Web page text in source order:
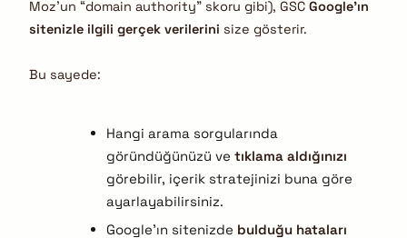
Moz’un “domain authority” skoru gibi), GSC Google’ın
sitenizle ilgili gerçek verilerini size gösterir.
Bu sayede:
Hangi arama sorgularında
göründüğünüzü ve tıklama aldığınızı
görebilir, içerik stratejinizi buna göre
ayarlayabilirsiniz.
Google’ın sitenizde bulduğu hataları